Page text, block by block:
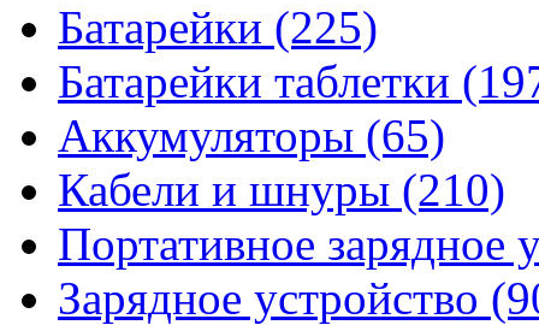
Батарейки (225)
Батарейки таблетки
Аккумуляторы (65)
Кабели и шнуры (210)
Портативное зарядное
Зарядное устройство